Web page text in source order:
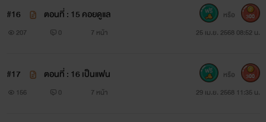
#16 ตอนที่ : 15 คอยดูแล
207 0 7 หน้า 25 เม.ย. 2568 08:52 น.
หรือ 300
#17 ตอนที่ : 16 เป็นแฟน
156 0 7 หน้า 29 เม.ย. 2568 11:35 น.
หรือ 300